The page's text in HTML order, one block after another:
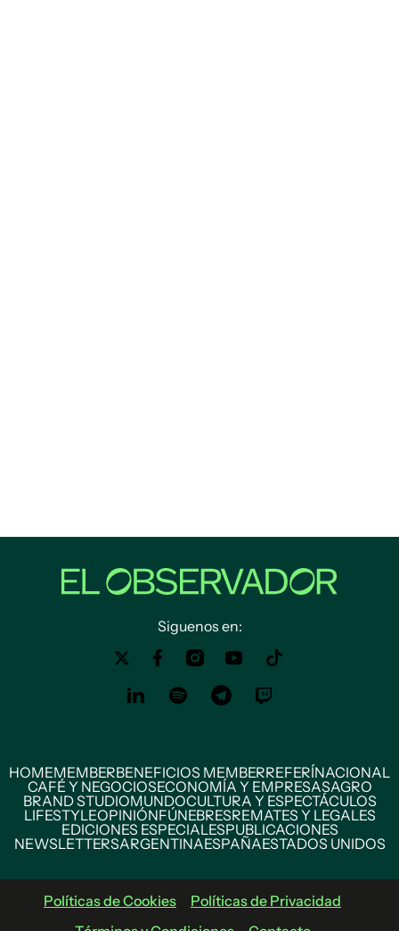
Siguenos en:
HOMEMEMBERBENEFICIOS MEMBERREFERÍNACIONAL
CAFÉ Y NEGOCIOSECONOMÍA Y EMPRESASAGRO
BRAND STUDIOMUNDOCULTURA Y ESPECTÁCULOS
LIFESTYLEOPINIÓNFÚNEBRESREMATES Y LEGALES
EDICIONES ESPECIALESPUBLICACIONES
NEWSLETTERSARGENTINAESPAÑAESTADOS UNIDOS
Políticas de Cookies
Políticas de Privacidad